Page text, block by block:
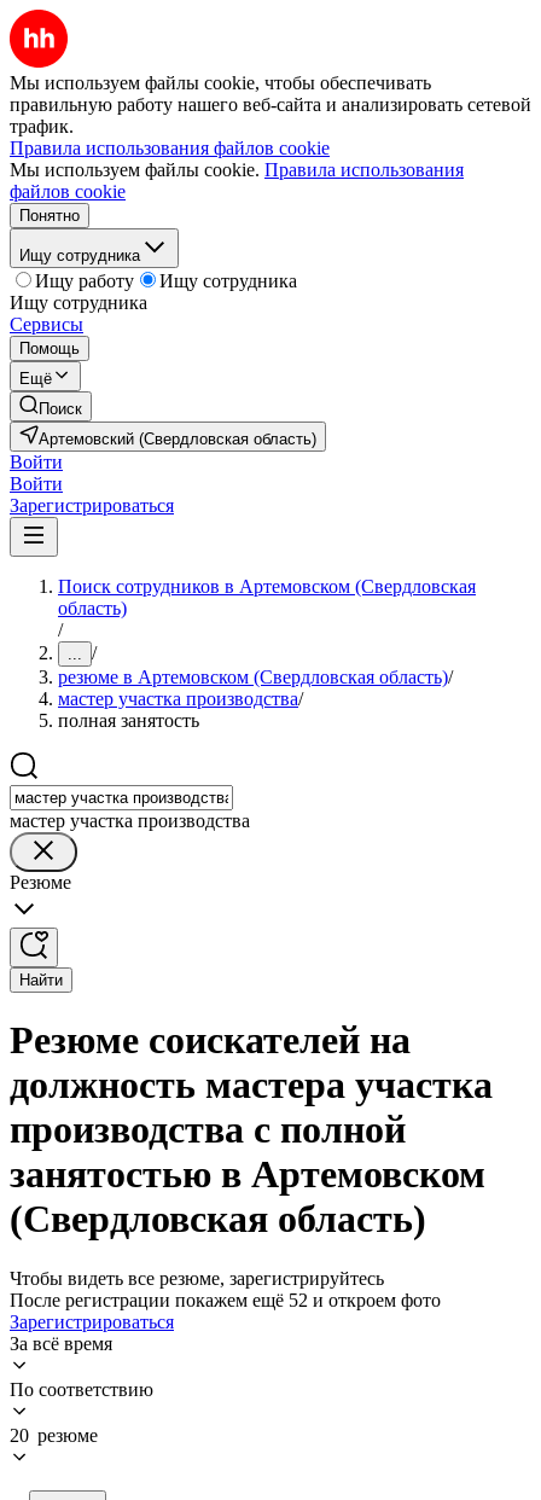
Мы используем файлы cookie, чтобы обеспечивать
правильную работу нашего веб-сайта и анализировать сетевой
трафик.
Правила использования файлов cookie
Мы используем файлы cookie. Правила использования
файлов cookie
Понятно
Ищу сотрудника
Ищу работу
Ищу сотрудника
Ищу сотрудника
Сервисы
Помощь
Ещё
Поиск
Артемовский (Свердловская область)
Войти
Войти
Зарегистрироваться
Поиск сотрудников в Артемовском (Свердловская
область)
/
... /
резюме в Артемовском (Свердловская область)/
мастер участка производства/
полная занятость
мастер участка производства
Резюме
Найти
Резюме соискателей на
должность мастера участка
производства с полной
занятостью в Артемовском
(Свердловская область)
Чтобы видеть все резюме, зарегистрируйтесь
После регистрации покажем ещё 52 и откроем фото
Зарегистрироваться
За всё время
По соответствию
20 резюме